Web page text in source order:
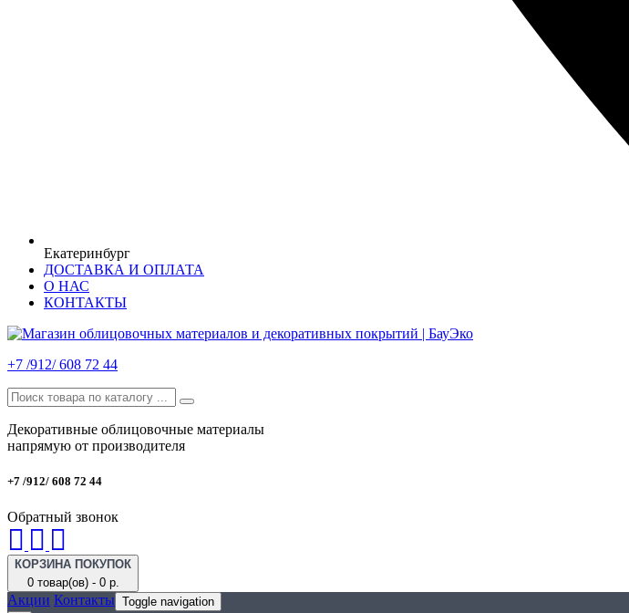
Екатеринбург
ДОСТАВКА И ОПЛАТА
О НАС
КОНТАКТЫ
+7 /912/ 608 72 44
Декоративные облицовочные материалы
напрямую от производителя
+7 /912/ 608 72 44
Обратный звонок
КОРЗИНА ПОКУПОК
0 товар(ов) - 0 р.
Акции Контакты Toggle navigation